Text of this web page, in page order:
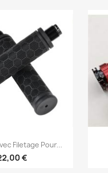
rapide
Filetage Pour...
€